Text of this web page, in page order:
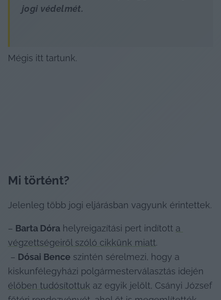
jogi védelmét.
Mégis itt tartunk.
Mi történt?
Jelenleg több jogi eljárásban vagyunk érintettek.
– Barta Dóra helyreigazítási pert indított a
végzettségeiről szóló cikkünk miatt.
– Dósai Bence szintén sérelmezi, hogy a
élőben tudósítottuk az egyik jelölt, Csányi József